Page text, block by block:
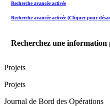
Recherche avancée activée
Recherche avancée activée (Cliquer pour
Recherchez une information
Projets
Projets
Journal de Bord des Opérations